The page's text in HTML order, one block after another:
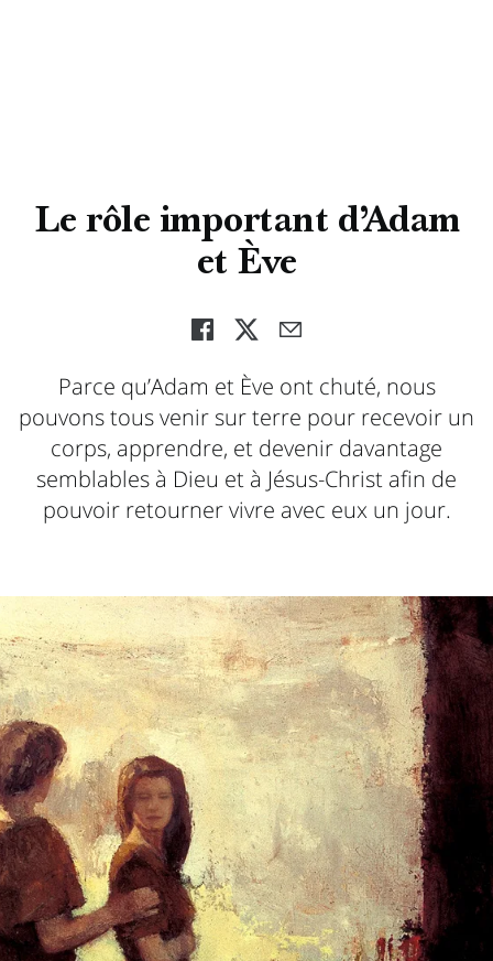
Le rôle important d’Adam
et Ève
Parce qu’Adam et Ève ont chuté, nous
pouvons tous venir sur terre pour recevoir un
corps, apprendre, et devenir davantage
semblables à Dieu et à Jésus-Christ afin de
pouvoir retourner vivre avec eux un jour.